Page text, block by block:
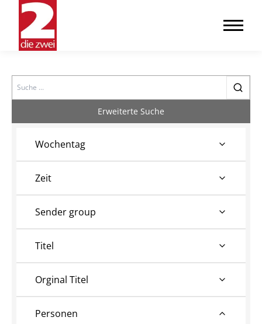
Search
Erweiterte Suche
Wochentag
Zeit
Sender group
Titel
Orginal Titel
Personen